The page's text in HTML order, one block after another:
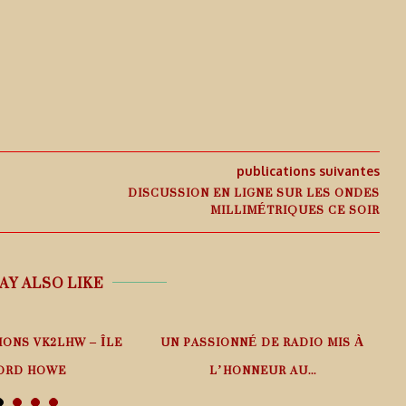
publications suivantes
DISCUSSION EN LIGNE SUR LES ONDES
MILLIMÉTRIQUES CE SOIR
ALSO LIKE
VK2LHW – ÎLE
HOWE
août 2026
UN PASSIONNÉ DE RADIO MIS À
L’HONNEUR AU...